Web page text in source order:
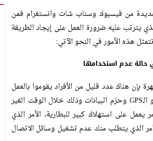
من فيسبوك وسناب شات وانستغرام فمن
يترتب عليه ضرورة العمل على إيجاد الطريقة
هذه الأمور في النحو الآتي:
حالة عدم استخدامها
بإن هناك عدد قليل من الأفراد يقوموا بالعمل
على إيقاف تشغيل خيارات الاتصال المتنوعة، مثل البلوتوث و الـGPS وحزم البيانات وذلك خلال الوقت الغير
على استهلاك كبير للبطارية، الأمر الذي
الذي يتطلب منك عدم تشغيل وسائل الاتصال